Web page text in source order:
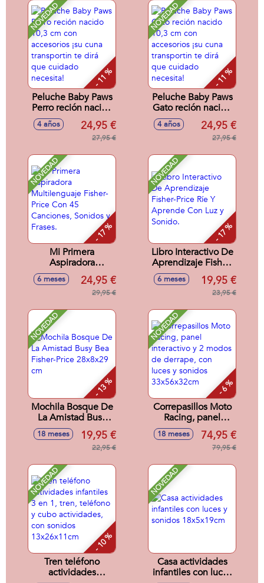
NOVEDAD
- 11 %
Peluche Baby Paws
Perro reción nacido
10,3 cm con
accesorios ¡su cuna
transportin te dirá
necesita!
4 años 24,95 €
27,95 €
NOVEDAD
- 11 %
Peluche Baby Paws
Gato reción nacido
10,3 cm con
accesorios ¡su cuna
transportin te dirá
necesita!
4 años 24,95 €
27,95 €
NOVEDAD
- 17 %
Mi Primera
Aspiradora
Multilenguaje
Fisher-Price Con 45
Canciones, Sonidos
6 meses 24,95 €
29,95 €
NOVEDAD
- 17 %
Libro Interactivo De
Aprendizaje Fisher-
Price Ríe Y
Aprende Con Luz y
6 meses 19,95 €
23,95 €
NOVEDAD
- 13 %
Mochila Bosque De
La Amistad Busy
Bea Fisher-Price
28x8x29 cm
18 meses 19,95 €
22,95 €
NOVEDAD
- 6 %
Correpasillos Moto
Racing, panel
interactivo y 2
modos de derrape,
con luces y sonidos
18 meses 74,95 €
79,95 €
NOVEDAD
- 10 %
Tren teléfono
actividades
NOVEDAD
Casa actividades
infantiles con luces